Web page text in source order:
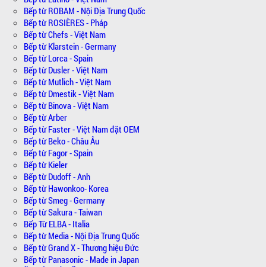
Bếp từ ROBAM - Nội Địa Trung Quốc
Bếp từ ROSIÈRES - Pháp
Bếp từ Chefs - Việt Nam
Bếp từ Klarstein - Germany
Bếp từ Lorca - Spain
Bếp từ Dusler - Việt Nam
Bếp từ Mutlich - Việt Nam
Bếp từ Dmestik - Việt Nam
Bếp từ Binova - Việt Nam
Bếp từ Arber
Bếp từ Faster - Việt Nam đặt OEM
Bếp từ Beko - Châu Âu
Bếp từ Fagor - Spain
Bếp từ Kieler
Bếp từ Dudoff - Anh
Bếp từ Hawonkoo- Korea
Bếp từ Smeg - Germany
Bếp từ Sakura - Taiwan
Bếp Từ ELBA - Italia
Bếp từ Media - Nội Địa Trung Quốc
Bếp từ Grand X - Thương hiệu Đức
Bếp từ Panasonic - Made in Japan